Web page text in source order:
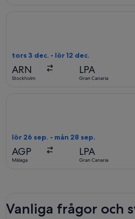
tors 3 dec. - lör 12 dec.
ARN
Stockholm
LPA
Gran Canaria
lör 26 sep. - mån 28 sep.
AGP
Málaga
LPA
Gran Canaria
Vanliga frågor och